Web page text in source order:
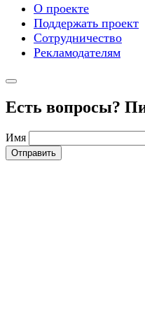
О проекте
Поддержать проект
Сотрудничество
Рекламодателям
Есть вопросы?
Имя